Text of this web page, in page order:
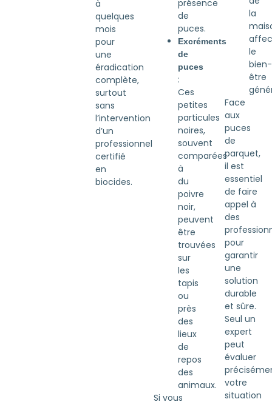
à
quelques
mois
pour
une
éradication
complète,
surtout
sans
l’intervention
d’un
professionnel
certifié
en
biocides.
présence
de
puces.
Excréments
de
puces
:
Ces
petites
particules
noires,
souvent
comparées
à
du
poivre
noir,
peuvent
être
trouvées
sur
les
tapis
ou
près
des
lieux
de
repos
des
animaux.
Si vous
la
le
bien-
être
Face
aux
puces
de
parquet,
il est
essentiel
de faire
appel à
des
pour
garantir
une
solution
durable
et sûre.
Seul un
expert
peut
évaluer
votre
situation